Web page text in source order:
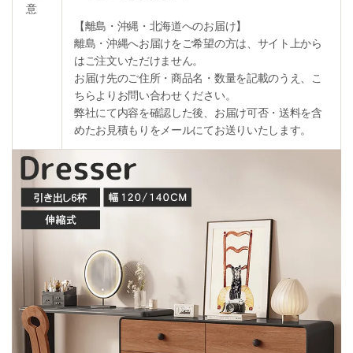
意
【離島・沖縄・北海道へのお届け】
離島・沖縄へお届けをご希望の方は、サイト上から
はご注文いただけません。
お届け先のご住所・商品名・数量を記載のうえ、こ
ちらよりお問い合わせください。
弊社にて内容を確認した後、お届け可否・送料を含
めたお見積もりをメールにてお送りいたします。